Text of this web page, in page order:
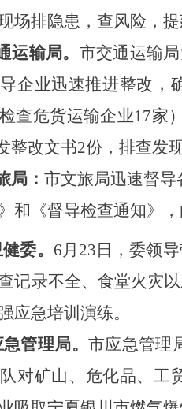
场排隐患，查风险，提
运输局。 市交通运输
企业迅速推进整改，
检查危货运输企业17
整改文书2份，排查发
局： 市文旅局迅速督
和《督导检查通知》
委。 6月23日，委领
记录不全、食堂火灾
强应急培训演练。
管理局。 市应急管理
对矿山、危化品、工